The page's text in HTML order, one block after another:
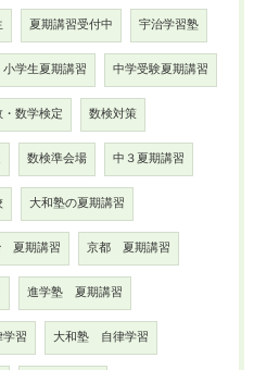
夏期講習受付中 宇治学習塾
小学生夏期講習 中学受験夏期講習
数学検定 数検対策
数検準会場 中３夏期講習
大和塾の夏期講習
夏期講習 京都 夏期講習
進学塾 夏期講習
習 大和塾 自律学習